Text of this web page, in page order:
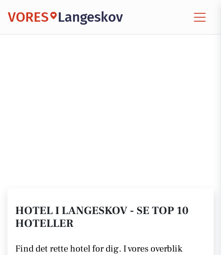
VORES Langeskov
HOTEL I LANGESKOV - SE TOP 10
HOTELLER
Find det rette hotel for dig. I vores overblik